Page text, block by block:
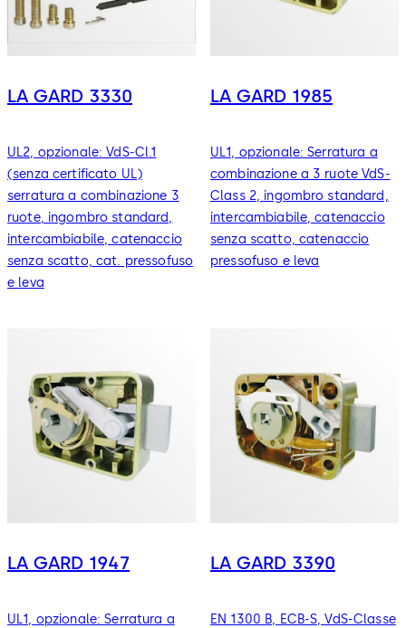
LA GARD 3330
UL2, opzionale: VdS-Cl.1
(senza certificato UL)
serratura a combinazione 3
ruote, ingombro standard,
intercambiabile, catenaccio
senza scatto, cat. pressofuso
e leva
LA GARD 1985
UL1, opzionale: Serratura a
combinazione a 3 ruote VdS-
Class 2, ingombro standard,
intercambiabile, catenaccio
senza scatto, catenaccio
pressofuso e leva
LA GARD 1947
UL1, opzionale: Serratura a
LA GARD 3390
EN 1300 B, ECB-S, VdS-Classe